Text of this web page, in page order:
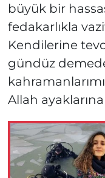
büyük bir
fedakarlıkla
Kendilerine
gündüz
Allah